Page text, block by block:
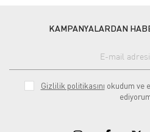
KAMPANYALARDAN
Gizlilik politikasını okudum ve